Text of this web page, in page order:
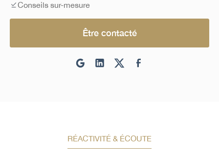
Conseils sur-mesure
Être contacté
RÉACTIVITÉ & ÉCOUTE